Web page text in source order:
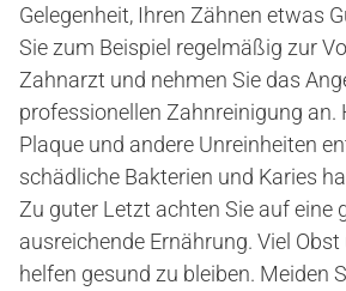
Gelegenheit, Ihren Zähnen etwas
Sie zum Beispiel regelmäßig zur
Zahnarzt und nehmen Sie das
professionellen Zahnreinigung an.
Plaque und andere Unreinheiten
schädliche Bakterien und Karies
Zu guter Letzt achten Sie auf eine
ausreichende Ernährung. Viel
helfen gesund zu bleiben. Meiden